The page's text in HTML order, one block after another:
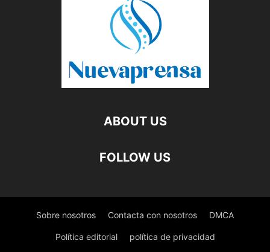
ABOUT US
FOLLOW US
Sobre nosotros Contacta con nosotros DMCA
Política editorial política de privacidad